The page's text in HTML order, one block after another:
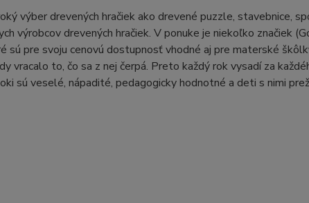
výber drevených hračiek ako drevené puzzle, stavebnice,
výrobcov drevených hračiek. V ponuke je niekoľko značiek
sú pre svoju cenovú dostupnosť vhodné aj pre materské
vracalo to, čo sa z nej čerpá. Preto každý rok vysadí za
sú veselé, nápadité, pedagogicky hodnotné a deti s nimi